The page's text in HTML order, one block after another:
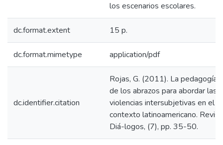
los escenarios escolares.
dc.format.extent 15 p.
dc.format.mimetype application/pdf
dc.identifier.citation
Rojas, G. (2011). La pedagogía
de los abrazos para abordar las
violencias intersubjetivas en el
contexto latinoamericano.
Diá-logos, (7), pp. 35-50.